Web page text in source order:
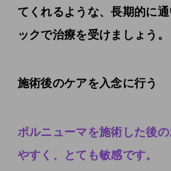
てくれるような、長期的に
ックで治療を受けましょう。
施術後のケアを入念に行う
ボルニューマを施術した後
やすく、とても敏感です。